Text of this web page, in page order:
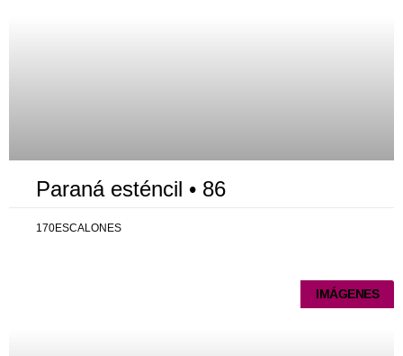
Paraná esténcil • 86
170ESCALONES
IMÁGENES